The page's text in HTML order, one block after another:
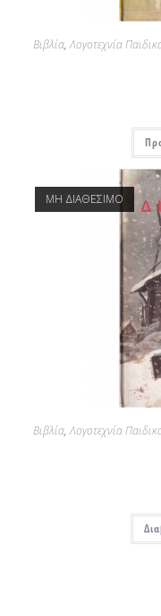
Βιβλία,Λογοτεχνία
ΜΗ ΔΙΑΘΕΣΙΜΟ
Βιβλία,Λογοτεχνία